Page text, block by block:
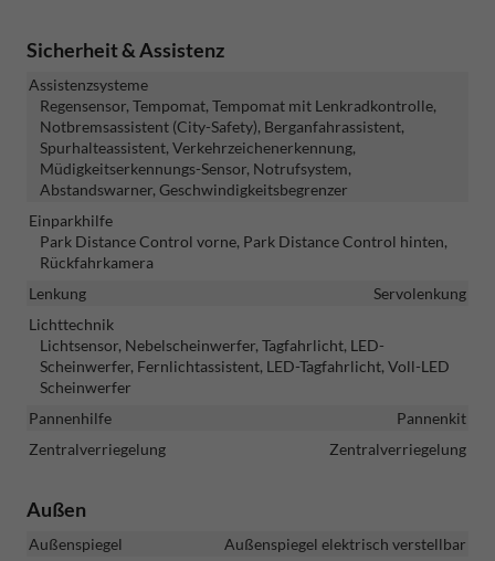
Sicherheit & Assistenz
Assistenzsysteme
Regensensor, Tempomat, Tempomat mit Lenkradkontrolle,
Notbremsassistent (City-Safety), Berganfahrassistent,
Spurhalteassistent, Verkehrzeichenerkennung,
Müdigkeitserkennungs-Sensor, Notrufsystem,
Abstandswarner, Geschwindigkeitsbegrenzer
Einparkhilfe
Park Distance Control vorne, Park Distance Control hinten,
Rückfahrkamera
Lenkung
Servolenkung
Lichttechnik
Lichtsensor, Nebelscheinwerfer, Tagfahrlicht, LED-
Scheinwerfer, Fernlichtassistent, LED-Tagfahrlicht, Voll-LED
Scheinwerfer
Pannenhilfe
Pannenkit
Zentralverriegelung
Zentralverriegelung
Außen
Außenspiegel
Außenspiegel elektrisch verstellbar